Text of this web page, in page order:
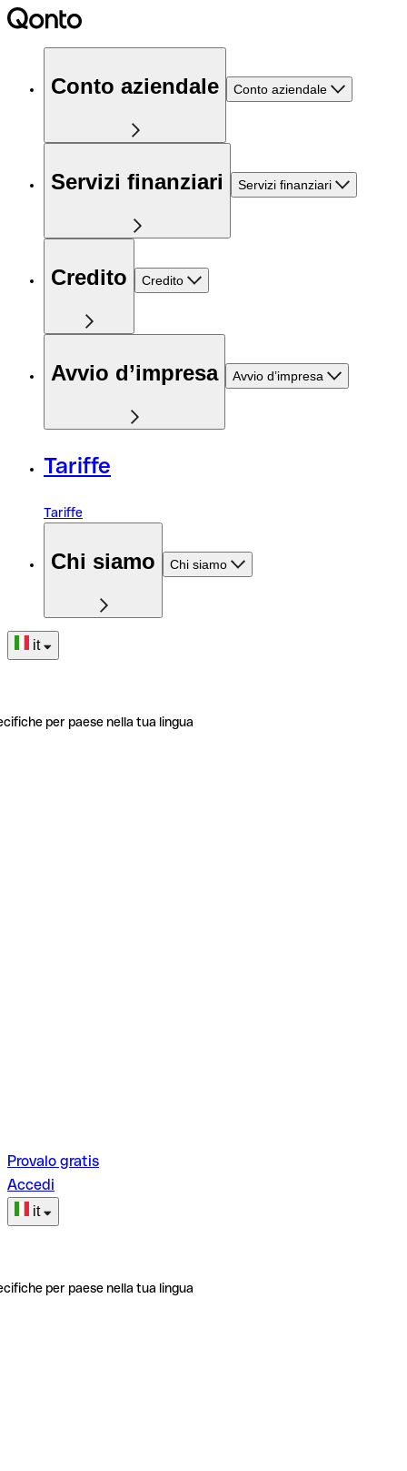
Conto aziendale Conto aziendale
Servizi finanziari Servizi finanziari
Credito Credito
Avvio d’impresa Avvio d’impresa
Tariffe
Tariffe
Chi siamo Chi siamo
it
per paese nella tua lingua
Provalo gratis
Accedi
it
per paese nella tua lingua